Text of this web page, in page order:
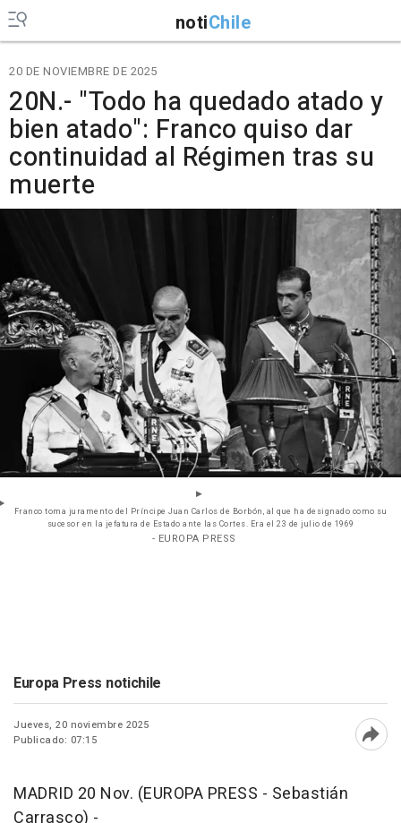
notiChile
20 DE NOVIEMBRE DE 2025
20N.- "Todo ha quedado atado y
bien atado": Franco quiso dar
continuidad al Régimen tras su
muerte
Franco toma juramento del Príncipe Juan Carlos de Borbón, al que ha designado como su
sucesor en la jefatura de Estado ante las Cortes. Era el 23 de julio de 1969
- EUROPA PRESS
Europa Press notichile
Jueves, 20 noviembre 2025
Publicado: 07:15
MADRID 20 Nov. (EUROPA PRESS - Sebastián
Carrasco) -